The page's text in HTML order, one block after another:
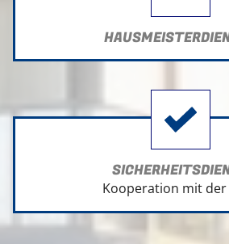
Kooperation mit der